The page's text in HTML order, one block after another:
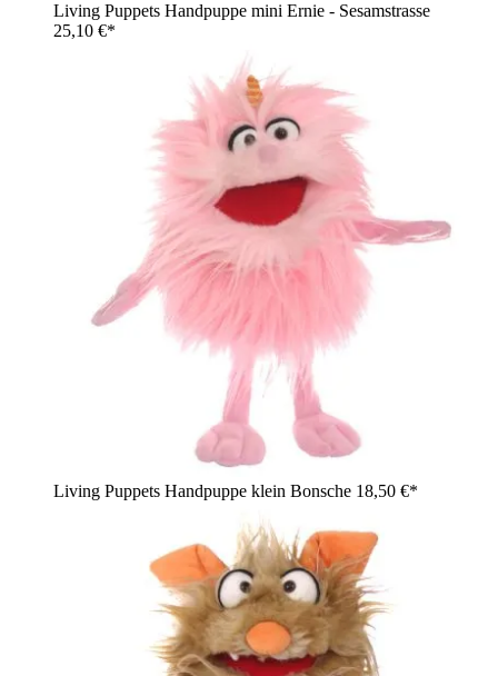
Living Puppets Handpuppe mini Ernie - Sesamstrasse
25,10 €*
Living Puppets Handpuppe klein Bonsche 18,50 €*